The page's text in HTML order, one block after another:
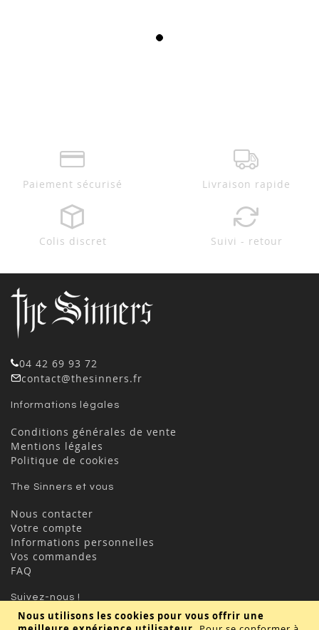
Nous utilisons les cookies pour vous offrir une
Paiement sécurisé Livraison rapide
Colis discret Suivi - retour
04 42 69 93 72
contact@thesinners.fr
Informations légales
Conditions générales de vente
Mentions légales
Politique de cookies
The Sinners et vous
Nous contacter
Votre compte
Informations personnelles
Vos commandes
FAQ
Suivez-nous !